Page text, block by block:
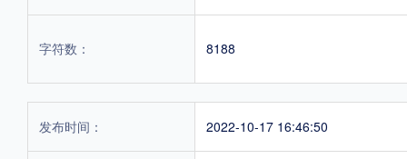
字符数： 8188
发布时间： 2022-10-17 16:46:50